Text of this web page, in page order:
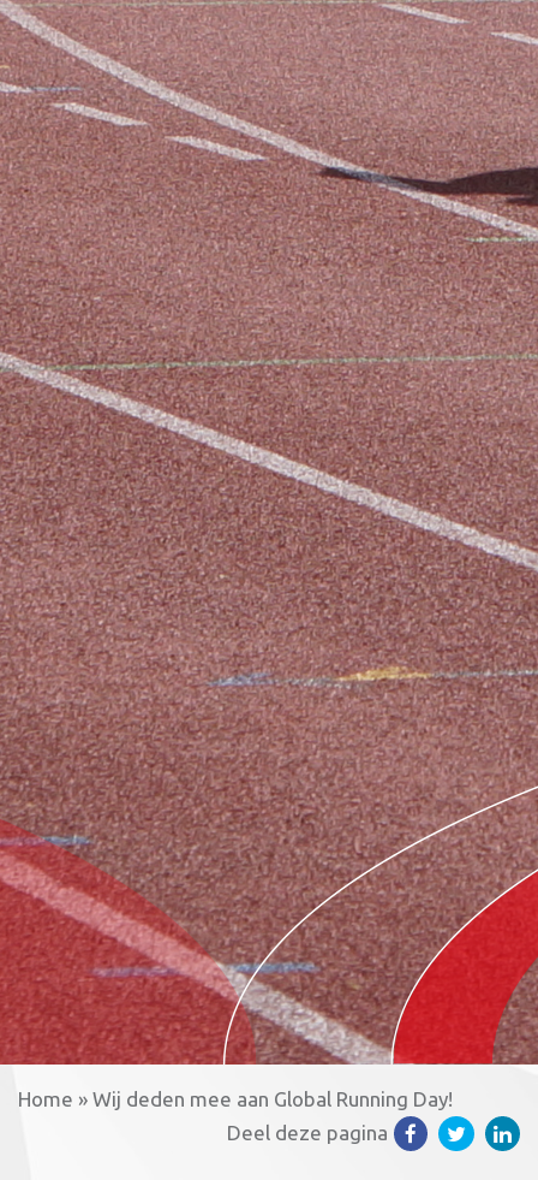
Home » Wij deden mee aan Global Running Day!
Deel deze pagina